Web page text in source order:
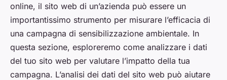
online, il sito web di un’azienda può essere un
importantissimo strumento per misurare l’efficacia di
una campagna di sensibilizzazione ambientale. In
questa sezione, esploreremo come analizzare i dati
del tuo sito web per valutare l’impatto della tua
campagna. L’analisi dei dati del sito web può aiutare